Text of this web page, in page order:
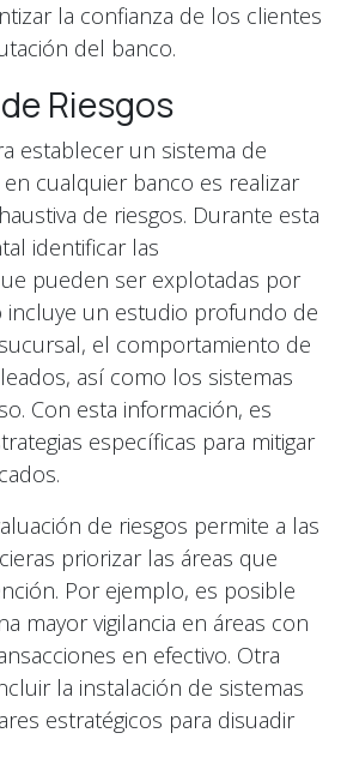
la confianza de los clientes
del banco.
Riesgos
establecer un sistema de
cualquier banco es realizar
de riesgos. Durante esta
identificar las
pueden ser explotadas por
incluye un estudio profundo de
el comportamiento de
así como los sistemas
Con esta información, es
específicas para mitigar
de riesgos permite a las
priorizar las áreas que
Por ejemplo, es posible
mayor vigilancia en áreas con
en efectivo. Otra
la instalación de sistemas
estratégicos para disuadir